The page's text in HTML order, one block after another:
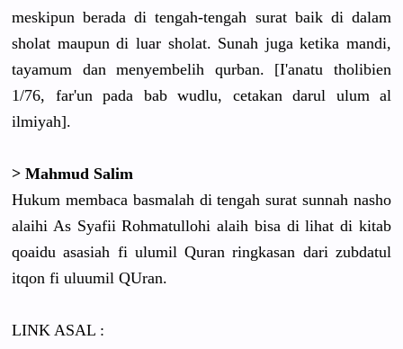
meskipun berada di tengah-tengah surat baik di dalam
sholat maupun di luar sholat. Sunah juga ketika mandi,
tayamum dan menyembelih qurban. [I'anatu tholibien
1/76, far'un pada bab wudlu, cetakan darul ulum al
ilmiyah].
> Mahmud Salim
Hukum membaca basmalah di tengah surat sunnah nasho
alaihi As Syafii Rohmatullohi alaih bisa di lihat di kitab
qoaidu asasiah fi ulumil Quran ringkasan dari zubdatul
itqon fi uluumil QUran.
LINK ASAL :